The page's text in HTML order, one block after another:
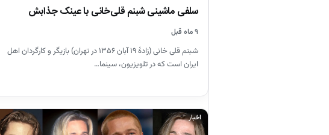
سلفی ماشینی شبنم قلی‌خانی با عینک جذابش
۹ ماه قبل
شبنم قلی خانی (زادهٔ ۱۹ آبان ۱۳۵۶ در تهران) بازیگر و کارگردان اهل
ایران است که در تلویزیون، سینما…
اخبار